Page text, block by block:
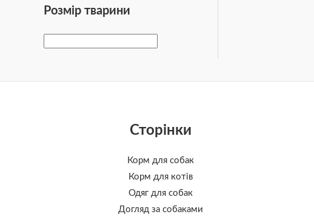
Розмір тварини
Сторінки
Корм для собак
Корм для котів
Одяг для собак
Догляд за собаками